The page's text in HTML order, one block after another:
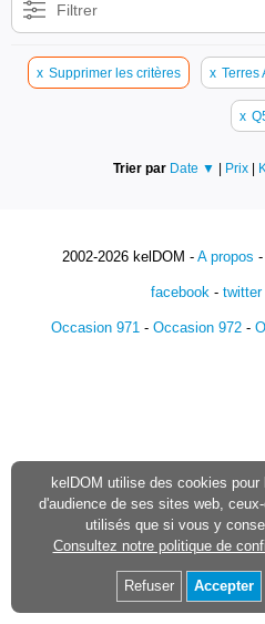
Filtrer
x Supprimer les critères x Terres
x
Trier par Date ▼ | Prix |
2002-2026 kelDOM - A propos -
facebook- twitter
Occasion 971 - Occasion 972 -
kelDOM utilise des cookies pour
d'audience de ses sites web,
utilisés que si vous y
Consultez notre politique de
Refuser Accepter